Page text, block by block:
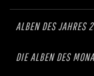
ALBEN DES JAHRES
DIE ALBEN DES